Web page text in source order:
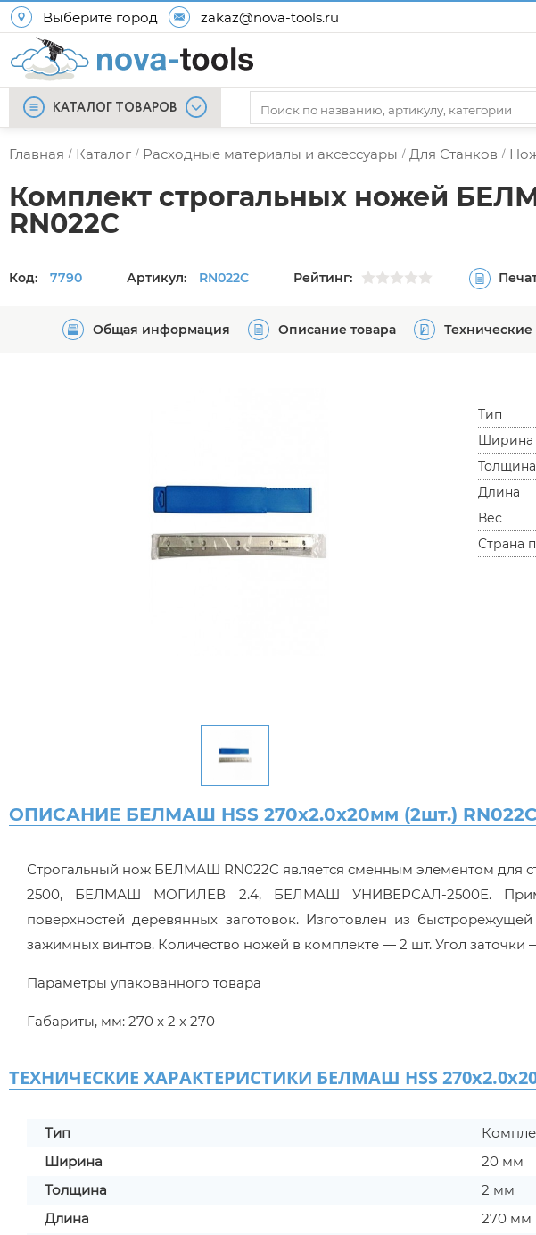
Выберите город zakaz@nova-tools.ru
КАТАЛОГ ТОВАРОВ
Главная / Каталог / Расходные материалы и аксессуары / Для Станков /
Комплект строгальных ножей
RN022C
Код: 7790 Артикул: RN022C Рейтинг:
Общая информация Описание товара Технические
Тип
Ширина
Толщина
Длина
Вес
Страна
ОПИСАНИЕ БЕЛМАШ HSS 270x2.0x20мм (2шт.) RN022C
Строгальный нож БЕЛМАШ RN022C является сменным элементом
2500, БЕЛМАШ МОГИЛЕВ 2.4, БЕЛМАШ УНИВЕРСАЛ-2500Е.
поверхностей деревянных заготовок. Изготовлен из
зажимных винтов. Количество ножей в комплекте — 2 шт. Угол заточки
Параметры упакованного товара
Габариты, мм: 270 x 2 x 270
ТЕХНИЧЕСКИЕ ХАРАКТЕРИСТИКИ БЕЛМАШ HSS
Тип
Ширина
20 мм
Толщина
2 мм
Длина
270 мм